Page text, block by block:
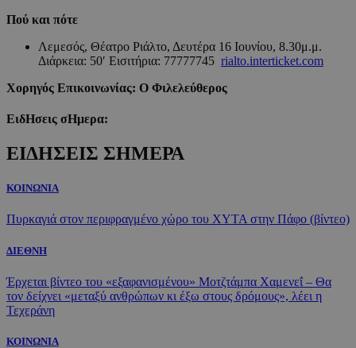
Πού και πότε
Λεμεσός, Θέατρο Ριάλτο, Δευτέρα 16 Ιουνίου, 8.30μ.μ.
Διάρκεια: 50′ Εισιτήρια: 77777745 rialto.interticket.com
Χορηγός Επικοινωνίας: Ο Φιλελεύθερος
ΕιδΗσεις σΗμερα:
ΕΙΔΗΣΕΙΣ ΣΗΜΕΡΑ
ΚΟΙΝΩΝΙΑ
Πυρκαγιά στον περιφραγμένο χώρο του ΧΥΤΑ στην Πάφο (βίντεο)
ΔΙΕΘΝΗ
Έρχεται βίντεο του «εξαφανισμένου» Μοτζτάμπα Χαμενεΐ – Θα
τον δείχνει «μεταξύ ανθρώπων κι έξω στους δρόμους», λέει η
Τεχεράνη
ΚΟΙΝΩΝΙΑ